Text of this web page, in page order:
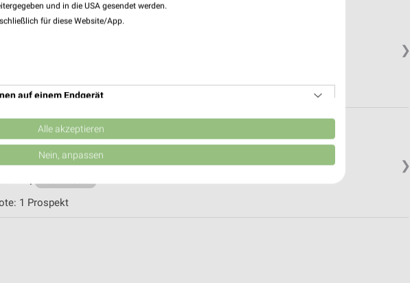
❯
Uhr |
1 Prospekt
❯
2
1 Prospekt
und in die USA gesendet werden.
für diese Website/App.
auf einem Endgerät
von Werbeanzeigen
Werbung
von Inhalten
Alle akzeptieren
Nein, anpassen